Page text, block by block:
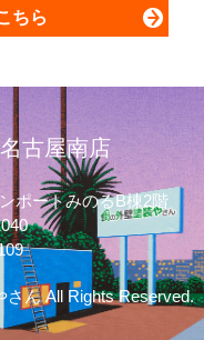
ちら
古屋南店
ポートみのるB棟2階
さん All Rights Reserved.